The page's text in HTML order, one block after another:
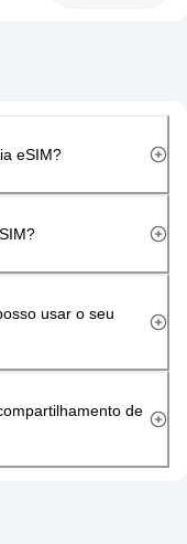
eSIM?
usar o seu
de